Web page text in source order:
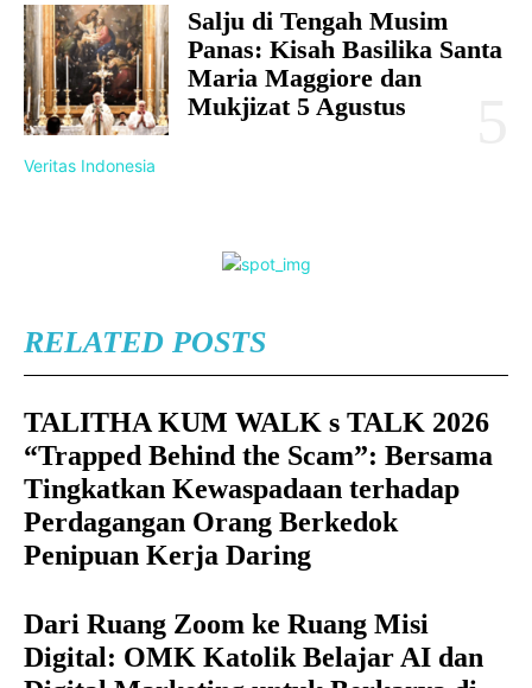
Salju di Tengah Musim
Panas: Kisah Basilika Santa
Maria Maggiore dan
Mukjizat 5 Agustus
Veritas Indonesia
RELATED POSTS
TALITHA KUM WALK s TALK 2026
“Trapped Behind the Scam”: Bersama
Tingkatkan Kewaspadaan terhadap
Perdagangan Orang Berkedok
Penipuan Kerja Daring
Dari Ruang Zoom ke Ruang Misi
Digital: OMK Katolik Belajar AI dan